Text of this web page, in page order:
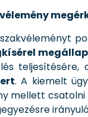
teljesítésére,
. A kiemelt
mellett